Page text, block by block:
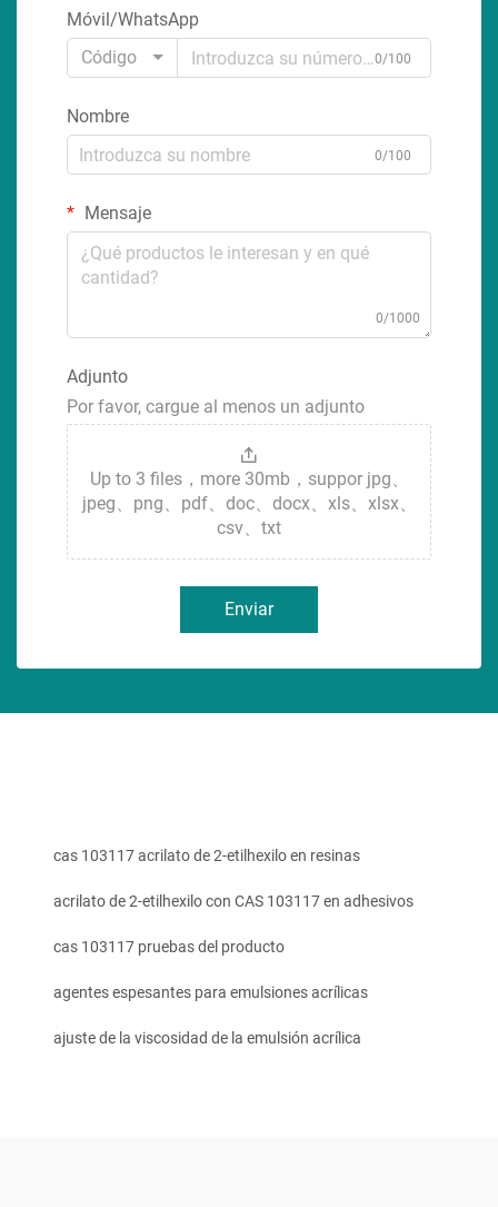
Móvil/WhatsApp
Código
0/100
Nombre
0/100
Mensaje
0/1000
Adjunto
Por favor, cargue al menos un adjunto
Up to 3 files，more 30mb，suppor jpg、
jpeg、png、pdf、doc、docx、xls、xlsx、
csv、txt
Enviar
cas 103117 acrilato de 2-etilhexilo en resinas
acrilato de 2-etilhexilo con CAS 103117 en adhesivos
cas 103117 pruebas del producto
agentes espesantes para emulsiones acrílicas
ajuste de la viscosidad de la emulsión acrílica